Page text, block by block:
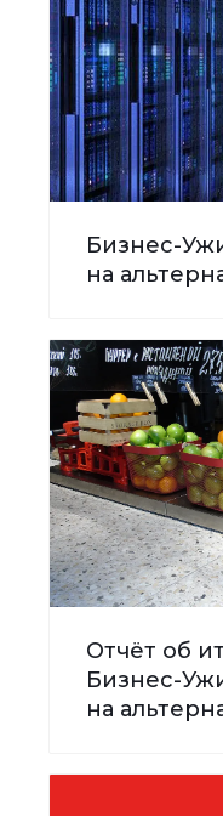
Бизнес-
на
Отчёт об
Бизнес-
на